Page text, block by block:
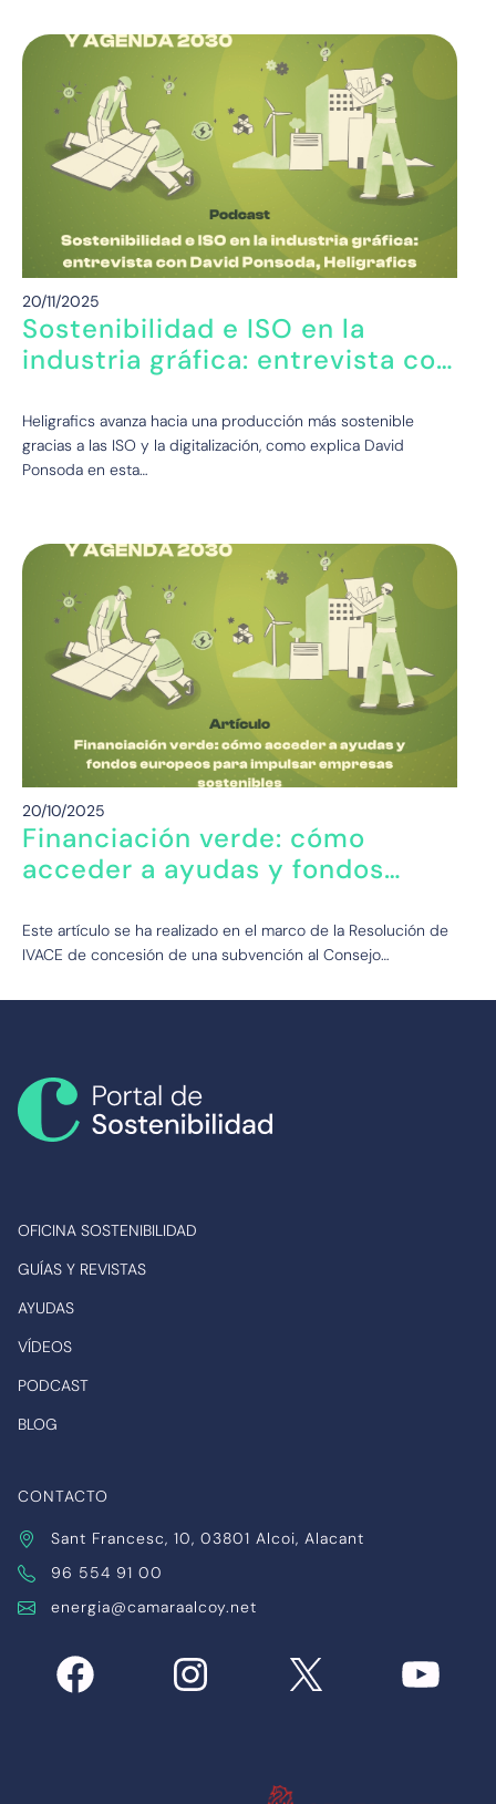
20/11/2025
Sostenibilidad e ISO en la
industria gráfica: entrevista con
Heligrafics avanza hacia una producción más sostenible
gracias a las ISO y la digitalización, como explica David
Ponsoda en esta…
20/10/2025
Financiación verde: cómo
acceder a ayudas y fondos
empresas sostenibles
Este artículo se ha realizado en el marco de la Resolución de
IVACE de concesión de una subvención al Consejo…
OFICINA SOSTENIBILIDAD
GUÍAS Y REVISTAS
AYUDAS
VÍDEOS
PODCAST
BLOG
CONTACTO
Sant Francesc, 10, 03801 Alcoi, Alacant
96 554 91 00
energia@camaraalcoy.net
Facebook Instagram X